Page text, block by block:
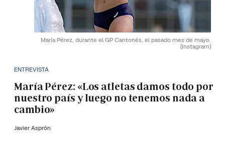
María Pérez, durante el GP Cantonés, el pasado mes de mayo.
(Instagram)
ENTREVISTA
María Pérez: «Los atletas damos todo por
nuestro país y luego no tenemos nada a
cambio»
Javier Asprón